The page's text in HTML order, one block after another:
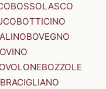
BOSSOLASCO
BOTTICINO
BOVEGNO
BOZZOLE
BRACIGLIANO